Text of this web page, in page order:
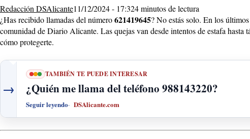
Redacción DSAlicante11/12/2024 - 17:324 minutos de lectura
¿Has recibido llamadas del número621419645? No estás solo. En los
comunidad de Diario Alicante. Las quejas van desde intentos de estafa hasta
cómo protegerte.
→
TAMBIÉN TE PUEDE INTERESAR
¿Quién me llama del teléfono 988143220?
Seguir leyendo DSAlicante.com